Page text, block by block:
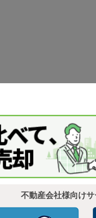
不動産会社様向け